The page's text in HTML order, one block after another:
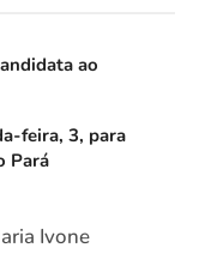
ao
feira, 3, para
Pará
Ivone